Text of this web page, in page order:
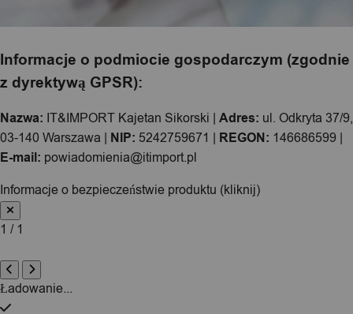
Informacje o podmiocie gospodarczym (zgodnie
z dyrektywą GPSR):
Nazwa: IT&IMPORT Kajetan Sikorski | Adres: ul. Odkryta 37/9,
03-140 Warszawa | NIP: 5242759671 | REGON: 146686599 |
E-mail: powiadomienia@itimport.pl
Informacje o bezpieczeństwie produktu (kliknij)
1 / 1
Ładowanie...